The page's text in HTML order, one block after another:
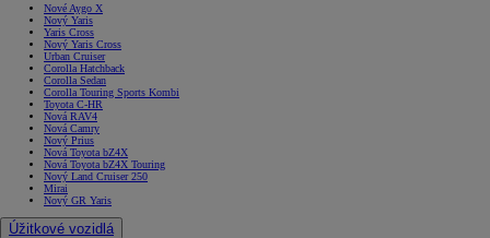
Nové Aygo X
Nový Yaris
Yaris Cross
Nový Yaris Cross
Urban Cruiser
Corolla Hatchback
Corolla Sedan
Corolla Touring Sports Kombi
Toyota C-HR
Nová RAV4
Nová Camry
Nový Prius
Nová Toyota bZ4X
Nová Toyota bZ4X Touring
Nový Land Cruiser 250
Mirai
Nový GR Yaris
Úžitkové vozidlá